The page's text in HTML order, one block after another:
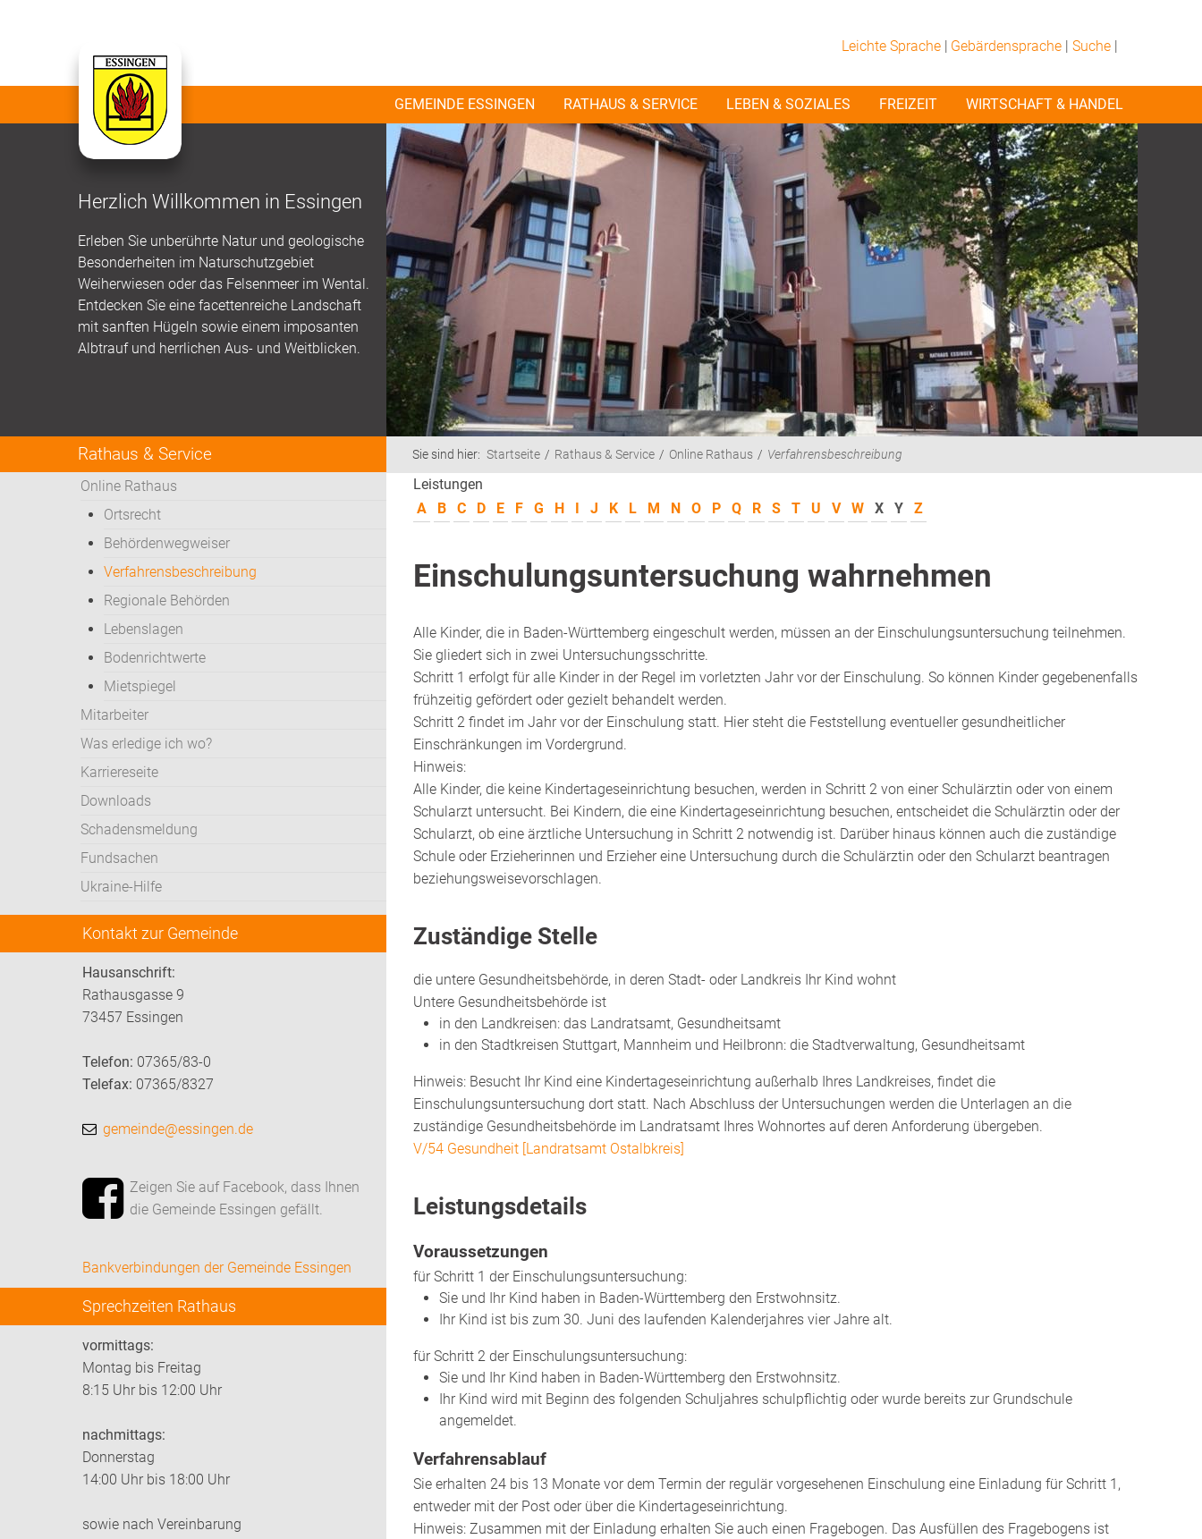
Leichte Sprache | Gebärdensprache | Suche|
GEMEINDE ESSINGEN RATHAUS & SERVICE LEBEN & SOZIALES FREIZEIT WIRTSCHAFT & HANDEL
Herzlich Willkommen in Essingen
Erleben Sie unberührte Natur und geologische
Besonderheiten im Naturschutzgebiet
Weiherwiesen oder das Felsenmeer im Wental.
Entdecken Sie eine facettenreiche Landschaft
mit sanften Hügeln sowie einem imposanten
Albtrauf und herrlichen Aus- und Weitblicken.
Rathaus & Service
Online Rathaus
Ortsrecht
Behördenwegweiser
Verfahrensbeschreibung
Regionale Behörden
Lebenslagen
Bodenrichtwerte
Mietspiegel
Mitarbeiter
Was erledige ich wo?
Karriereseite
Downloads
Schadensmeldung
Fundsachen
Ukraine-Hilfe
Kontakt zur Gemeinde
Hausanschrift:
Rathausgasse 9
73457 Essingen
Telefon: 07365/83-0
Telefax: 07365/8327
gemeinde@essingen.de
Zeigen Sie auf Facebook, dass Ihnen
die Gemeinde Essingen gefällt.
Bankverbindungen der Gemeinde Essingen
Sprechzeiten Rathaus
vormittags:
Montag bis Freitag
8:15 Uhr bis 12:00 Uhr
nachmittags:
Donnerstag
14:00 Uhr bis 18:00 Uhr
sowie nach Vereinbarung
Sie sind hier: Startseite Rathaus & Service Online Rathaus Verfahrensbeschreibung
Leistungen
A
B C D E F G H I J K L M N O P Q R S T U V W X Y Z
Einschulungsuntersuchung wahrnehmen
Alle Kinder, die in Baden-Württemberg eingeschult werden, müssen an der Einschulungsuntersuchung teilnehmen.
Sie gliedert sich in zwei Untersuchungsschritte.
Schritt 1 erfolgt für alle Kinder in der Regel im vorletzten Jahr vor der Einschulung. So können Kinder gegebenenfalls
frühzeitig gefördert oder gezielt behandelt werden.
Schritt 2 findet im Jahr vor der Einschulung statt. Hier steht die Feststellung eventueller gesundheitlicher
Einschränkungen im Vordergrund.
Hinweis:
Alle Kinder, die keine Kindertageseinrichtung besuchen, werden in Schritt 2 von einer Schulärztin oder von einem
Schularzt untersucht. Bei Kindern, die eine Kindertageseinrichtung besuchen, entscheidet die Schulärztin oder der
Schularzt, ob eine ärztliche Untersuchung in Schritt 2 notwendig ist. Darüber hinaus können auch die zuständige
Schule oder Erzieherinnen und Erzieher eine Untersuchung durch die Schulärztin oder den Schularzt beantragen
beziehungsweisevorschlagen.
Zuständige Stelle
die untere Gesundheitsbehörde, in deren Stadt- oder Landkreis Ihr Kind wohnt
Untere Gesundheitsbehörde ist
in den Landkreisen: das Landratsamt, Gesundheitsamt
in den Stadtkreisen Stuttgart, Mannheim und Heilbronn: die Stadtverwaltung, Gesundheitsamt
Hinweis: Besucht Ihr Kind eine Kindertageseinrichtung außerhalb Ihres Landkreises, findet die
Einschulungsuntersuchung dort statt. Nach Abschluss der Untersuchungen werden die Unterlagen an die
zuständige Gesundheitsbehörde im Landratsamt Ihres Wohnortes auf deren Anforderung übergeben.
V/54 Gesundheit [Landratsamt Ostalbkreis]
Leistungsdetails
Voraussetzungen
für Schritt 1 der Einschulungsuntersuchung:
Sie und Ihr Kind haben in Baden-Württemberg den Erstwohnsitz.
Ihr Kind ist bis zum 30. Juni des laufenden Kalenderjahres vier Jahre alt.
für Schritt 2 der Einschulungsuntersuchung:
Sie und Ihr Kind haben in Baden-Württemberg den Erstwohnsitz.
Ihr Kind wird mit Beginn des folgenden Schuljahres schulpflichtig oder wurde bereits zur Grundschule
angemeldet.
Verfahrensablauf
Sie erhalten 24 bis 13 Monate vor dem Termin der regulär vorgesehenen Einschulung eine Einladung für Schritt 1,
entweder mit der Post oder über die Kindertageseinrichtung.
Hinweis: Zusammen mit der Einladung erhalten Sie auch einen Fragebogen. Das Ausfüllen des Fragebogens ist